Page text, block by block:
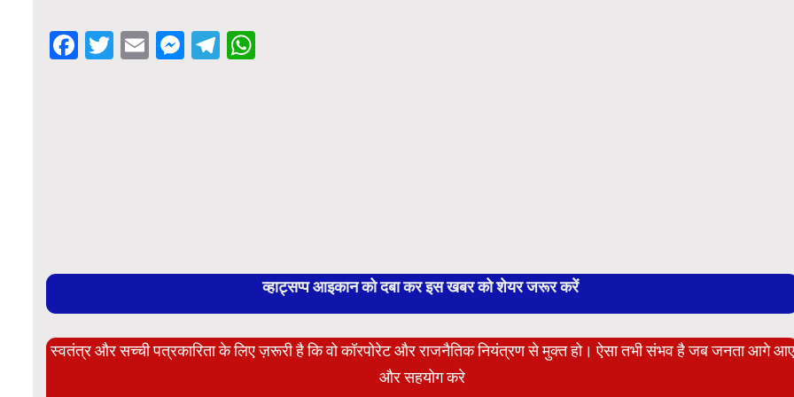
Facebook
Twitter
EmailMessenger
Telegram
व्हाट्सप्प आइकान को दबा कर इस खबर को शेयर जरूर करें
स्वतंत्र और सच्ची पत्रकारिता के लिए ज़रूरी है कि वो कॉरपोरेट और राजनैतिक नियंत्रण से मुक्त हो। ऐसा तभी संभव है जब जनता आगे आए
और सहयोग करे